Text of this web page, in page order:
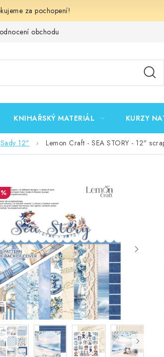
za pochopení!
obchodu
KNIHAŘSKÝ MATERIÁL KURZY
Sady 12" Lemon Craft - SEA STORY - 12"